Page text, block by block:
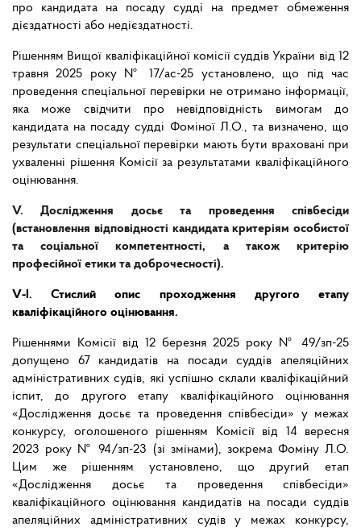
про кандидата на посаду судді на предмет обмеження
дієздатності або недієздатності.
Рішенням Вищої кваліфікаційної комісії суддів України від 12
травня 2025 року № 17/ас-25 установлено, що під час
проведення спеціальної перевірки не отримано інформації,
яка може свідчити про невідповідність вимогам до
кандидата на посаду судді Фоміної Л.О., та визначено, що
результати спеціальної перевірки мають бути враховані при
ухваленні рішення Комісії за результатами кваліфікаційного
оцінювання.
V. Дослідження досьє та проведення співбесіди
(встановлення відповідності кандидата критеріям особистої
та соціальної компетентності, а також критерію
професійної етики та доброчесності).
V-І. Стислий опис проходження другого етапу
кваліфікаційного оцінювання.
Рішеннями Комісії від 12 березня 2025 року № 49/зп-25
допущено 67 кандидатів на посади суддів апеляційних
адміністративних судів, які успішно склали кваліфікаційний
іспит, до другого етапу кваліфікаційного оцінювання
«Дослідження досьє та проведення співбесіди» у межах
конкурсу, оголошеного рішенням Комісії від 14 вересня
2023 року № 94/зп-23 (зі змінами), зокрема Фоміну Л.О.
Цим же рішенням установлено, що другий етап
«Дослідження досьє та проведення співбесіди»
кваліфікаційного оцінювання кандидатів на посади суддів
апеляційних адміністративних судів у межах конкурсу,